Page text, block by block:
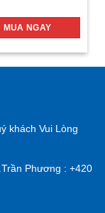
MUA NGAY
khách Vui Lòng
Phương : +420